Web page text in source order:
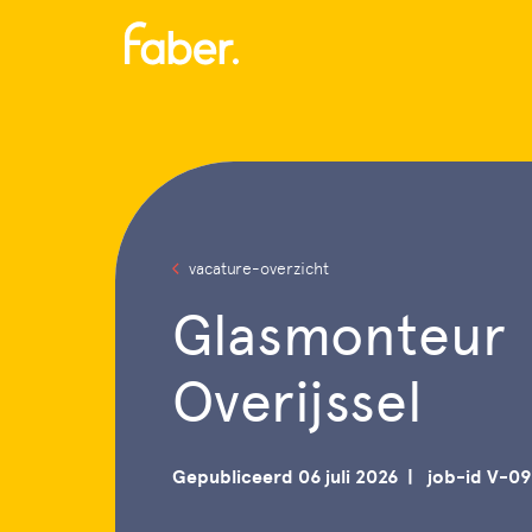
vacature-overzicht
Glasmonteur
Overijssel
Gepubliceerd 06 juli 2026 job-id V-